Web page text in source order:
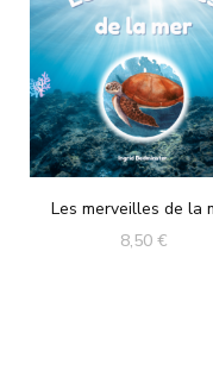
Les merveilles de la
8,50 €